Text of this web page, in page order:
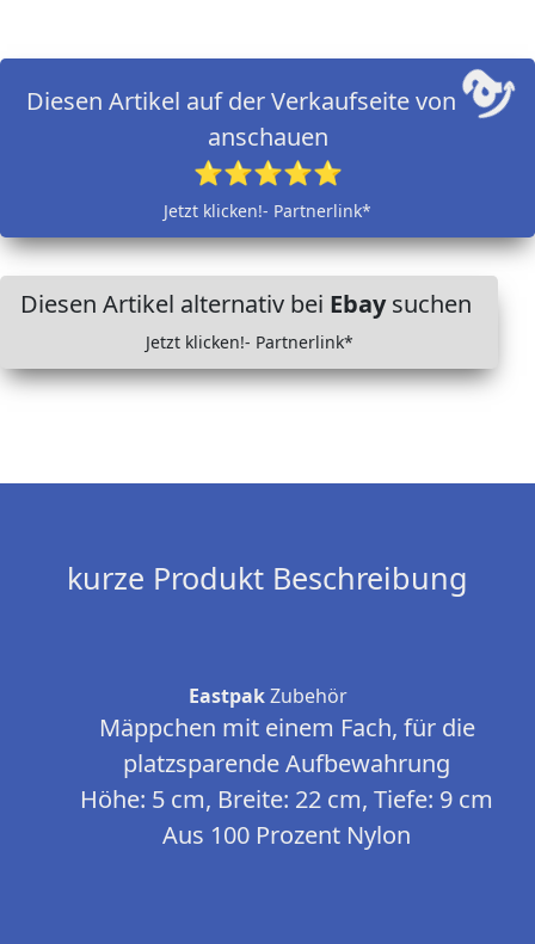
Diesen Artikel auf der Verkaufseite von
anschauen
⭐⭐⭐⭐⭐
Jetzt klicken!- Partnerlink*
Diesen Artikel alternativ bei Ebaysuchen
Jetzt klicken!- Partnerlink*
kurze Produkt Beschreibung
EastpakZubehör
Mäppchen mit einem Fach, für die
platzsparende Aufbewahrung
Höhe: 5 cm, Breite: 22 cm, Tiefe: 9 cm
Aus 100 Prozent Nylon